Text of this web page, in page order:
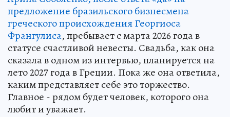
предложение бразильского бизнесмена
греческого происхождения Георгиоса
Франгулиса, пребывает с марта 2026 года в
статусе счастливой невесты. Свадьба, как она
сказала в одном из интервью, планируется на
лето 2027 года в Греции. Пока же она ответила,
каким представляет себе это торжество.
Главное - рядом будет человек, которого она
любит и уважает.